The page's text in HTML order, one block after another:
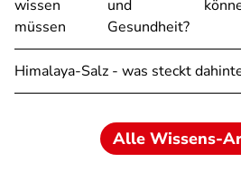
wissen
müssen
und
Gesundheit?
Himalaya-Salz - was steckt
Alle Wissens-